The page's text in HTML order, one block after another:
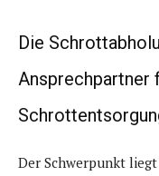
Die
Ansprechpartner
Der Schwerpunkt